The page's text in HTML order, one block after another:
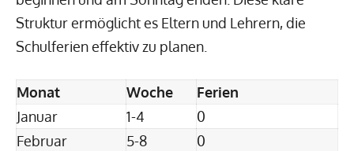
Struktur ermöglicht es Eltern und Lehrern, die
Schulferien effektiv zu planen.
Monat Woche
Ferien
Januar
1-4
0
Februar
5-8
0